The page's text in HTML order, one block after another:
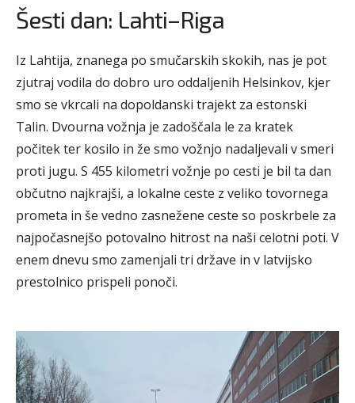
Šesti dan: Lahti–Riga
Iz Lahtija, znanega po smučarskih skokih, nas je pot
zjutraj vodila do dobro uro oddaljenih Helsinkov, kjer
smo se vkrcali na dopoldanski trajekt za estonski
Talin. Dvourna vožnja je zadoščala le za kratek
počitek ter kosilo in že smo vožnjo nadaljevali v smeri
proti jugu. S 455 kilometri vožnje po cesti je bil ta dan
občutno najkrajši, a lokalne ceste z veliko tovornega
prometa in še vedno zasnežene ceste so poskrbele za
najpočasnejšo potovalno hitrost na naši celotni poti. V
enem dnevu smo zamenjali tri države in v latvijsko
prestolnico prispeli ponoči.